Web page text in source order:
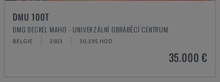
DMU 100T
DMG DECKEL MAHO - UNIVERZÁLNÍ OBRÁBĚCÍ CENTRUM
BELGIE 2003 30.195 HOD
35.000 €